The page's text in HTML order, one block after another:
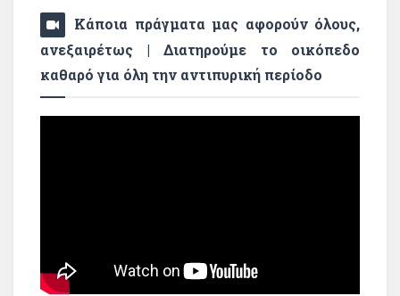
Κάποια πράγματα μας αφορούν όλους,
ανεξαιρέτως | Διατηρούμε το οικόπεδο
καθαρό για όλη την αντιπυρική περίοδο